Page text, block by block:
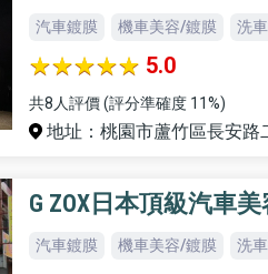
汽車鍍膜 機車美容/鍍膜 洗
5.0
共8人評價 (評分準確度 11%)
地址：桃園市蘆竹區長安路
G ZOX日本頂級汽車
汽車鍍膜 機車美容/鍍膜 洗